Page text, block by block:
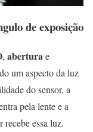
de exposição
, aberturae
um aspecto da luz
do sensor, a
pela lente e a
essa luz.